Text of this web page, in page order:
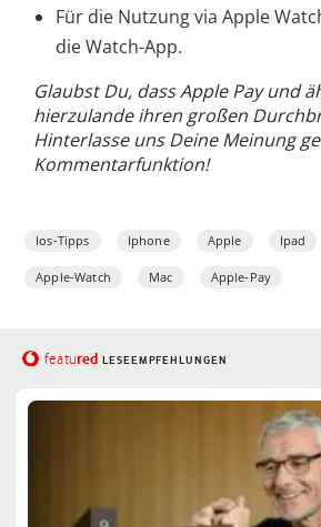
Für die Nutzung via Apple
die Watch-App.
Glaubst Du, dass Apple Pay und
hierzulande ihren großen
Hinterlasse uns Deine Meinung
Kommentarfunktion!
Ios-Tipps Iphone Apple Ipad
Apple-Watch Mac Apple-Pay
featured LESEEMPFEHLUNGEN